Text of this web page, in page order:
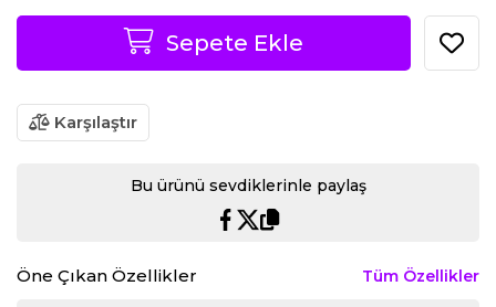
Sepete Ekle
Karşılaştır
Bu ürünü sevdiklerinle paylaş
Öne Çıkan Özellikler Tüm Özellikler